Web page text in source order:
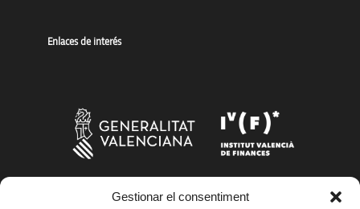
Gestionar el consentiment
Enlaces de interés